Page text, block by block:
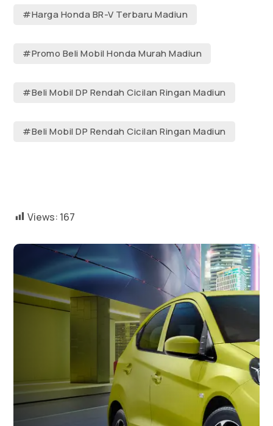
#Harga Honda BR-V Terbaru Madiun
#Promo Beli Mobil Honda Murah Madiun
#Beli Mobil DP Rendah Cicilan Ringan Madiun
#Beli Mobil DP Rendah Cicilan Ringan Madiun
Views: 167